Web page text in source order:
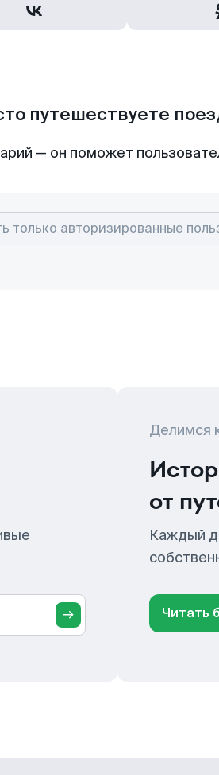
путешествуете
— он поможет
Делимся
от
Каждый
Читать